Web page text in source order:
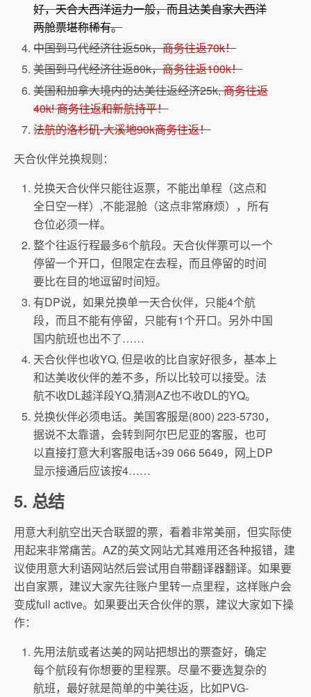
好，天合大西洋运力一般，而且达美自家大西洋
两舱票堪称稀有。
中国到马代经济往返50k，商务往返70k！
美国到马代经济往返80k，商务往返100k！
美国和加拿大境内的达美往返经济25k,商务往返
40k!商务往返和新航持平！
法航的洛杉矶-大溪地90k商务往返！
天合伙伴兑换规则：
兑换天合伙伴只能往返票，不能出单程（这点和
全日空一样）,不能混舱（这点非常麻烦），所有
仓位必须一样。
整个往返行程最多6个航段。天合伙伴票可以一个
停留一个开口，但限定在去程，而且停留的时间
要比在目的地逗留时间短。
有DP说，如果兑换单一天合伙伴，只能4个航
段，而且不能有停留，只能有1个开口。另外中国
国内航班也出不了……
天合伙伴也收YQ, 但是收的比自家好很多，基本上
和达美收伙伴的差不多，所以比较可以接受。法
航不收DL越洋段YQ,猜测AZ也不收DL的YQ。
兑换伙伴必须电话。美国客服是(800) 223-5730，
据说不太靠谱，会转到阿尔巴尼亚的客服，也可
以直接打意大利客服电话+39 066 5649，网上DP
显示接通后应该按4……
5. 总结
用意大利航空出天合联盟的票，看着非常美丽，但实际使
用起来非常痛苦。AZ的英文网站尤其难用还各种报错，建
议使用意大利语网站然后尝试用自带翻译器翻译。如果要
出自家票，建议大家先往账户里转一点里程，这样账户会
变成full active。如果要出天合伙伴的票，建议大家如下操
作：
先用法航或者达美的网站把想出的票查好，确定
每个航段有你想要的里程票。尽量不要选复杂的
航班，最好就是简单的中美往返，比如PVG-